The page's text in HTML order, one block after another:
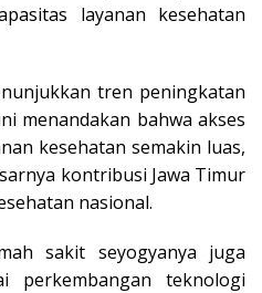
layanan kesehatan
tren peningkatan
menandakan bahwa akses
kesehatan semakin luas,
kontribusi Jawa Timur
nasional.
sakit seyogyanya juga
perkembangan teknologi